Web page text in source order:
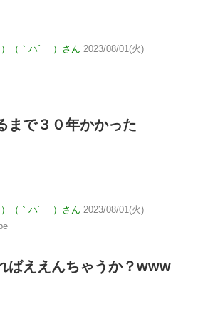
）（｀ハ´ ）さん 2023/08/01(火)
まで３０年かかった
）（｀ハ´ ）さん 2023/08/01(火)
ばええんちゃうか？ᴡᴡᴡ